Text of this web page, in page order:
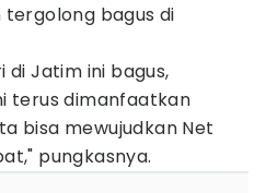
bagus di
di Jatim ini bagus,
terus dimanfaatkan
bisa mewujudkan Net
pungkasnya.